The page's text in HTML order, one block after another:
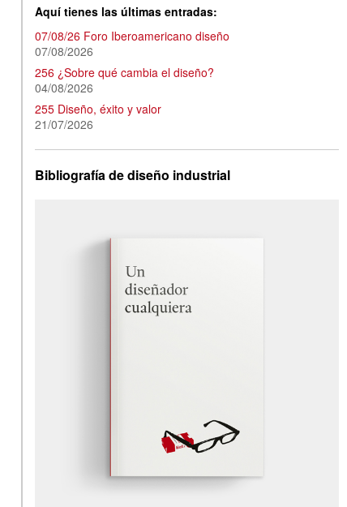
Aquí tienes las últimas entradas:
07/08/26 Foro Iberoamericano diseño
07/08/2026
256 ¿Sobre qué cambia el diseño?
04/08/2026
255 Diseño, éxito y valor
21/07/2026
Bibliografía de diseño industrial